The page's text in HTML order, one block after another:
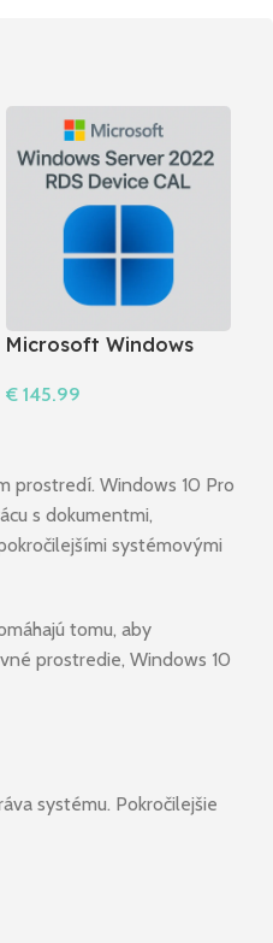
Microsoft Windows
€145.99
prostredí. Windows 10 Pro
s dokumentmi,
systémovými
tomu, aby
prostredie, Windows 10
systému. Pokročilejšie